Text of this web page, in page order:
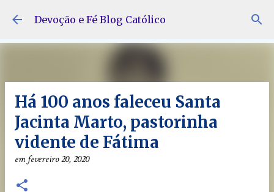
Pular para o conteúdo principal
Devoção e Fé Blog Católico
Há 100 anos faleceu Santa
Jacinta Marto, pastorinha
vidente de Fátima
emfevereiro 20, 2020